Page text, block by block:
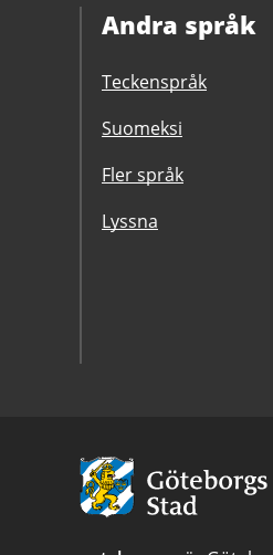
Andra språk
Teckenspråk
Suomeksi
Fler språk
Lyssna
Avsändare:
Göteborgs
Stad